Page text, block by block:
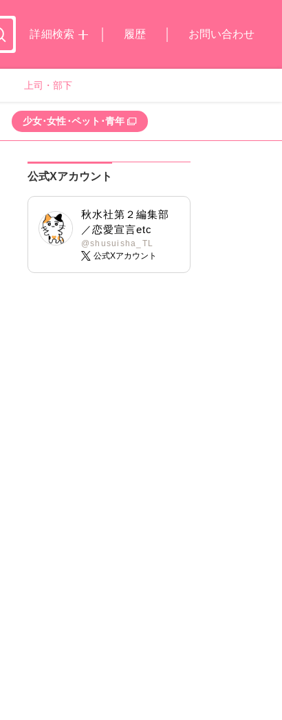
詳細検索
履歴 お問い合わせ
上司・部下
少女･女性･ペット･青年
公式Xアカウント
秋水社第２編集部
／恋愛宣言etc
@shusuisha_TL
公式Xアカウント